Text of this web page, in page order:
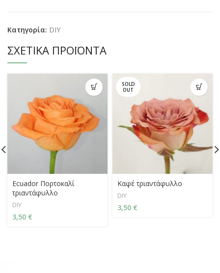
Κατηγορία: DIY
ΣΧΕΤΙΚΆ ΠΡΟΪΌΝΤΑ
Ecuador Πορτοκαλί
τριαντάφυλλο
DIY
3,50 €
SOLD
OUT
Καφέ τριαντάφυλλο
DIY
3,50 €